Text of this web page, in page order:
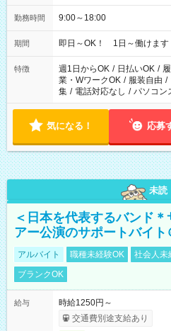
勤務時間 9:00～18:00
期間 即日～OK！ 1日～働けます
特徴 週1日からOK / 日払いOK /
業・WワークOK / 服装自由 /
集 / 電話対応なし / パソコン
気になる！ 応募
未読
＜日本を代表するバンド
アー公演のサポートバイ
アルバイト 職種未経験OK 社会人未
ブランクOK
給与
時給1250円～
交通費別途支給あり